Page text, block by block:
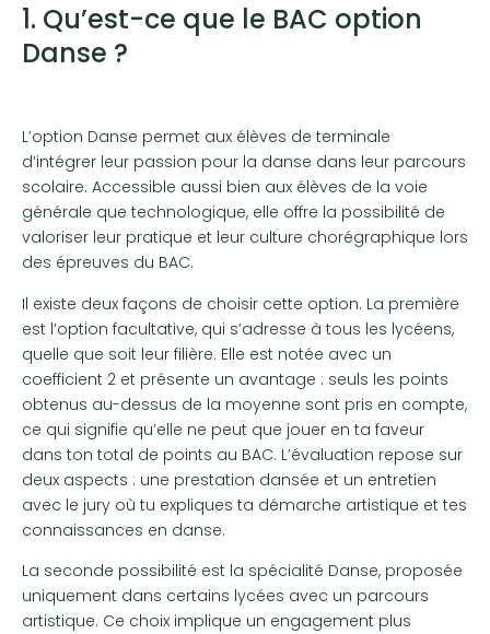
1. Qu’est-ce que le BAC option
Danse ?
L’option Danse permet aux élèves de terminale
d’intégrer leur passion pour la danse dans leur parcours
scolaire. Accessible aussi bien aux élèves de la voie
générale que technologique, elle offre la possibilité de
valoriser leur pratique et leur culture chorégraphique lors
des épreuves du BAC.
Il existe deux façons de choisir cette option. La première
est l’option facultative, qui s’adresse à tous les lycéens,
quelle que soit leur filière. Elle est notée avec un
coefficient 2 et présente un avantage : seuls les points
obtenus au-dessus de la moyenne sont pris en compte,
ce qui signifie qu’elle ne peut que jouer en ta faveur
dans ton total de points au BAC. L’évaluation repose sur
deux aspects : une prestation dansée et un entretien
avec le jury où tu expliques ta démarche artistique et tes
connaissances en danse.
La seconde possibilité est la spécialité Danse, proposée
uniquement dans certains lycées avec un parcours
artistique. Ce choix implique un engagement plus